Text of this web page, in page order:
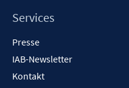
Services
Presse
IAB-Newsletter
Kontakt